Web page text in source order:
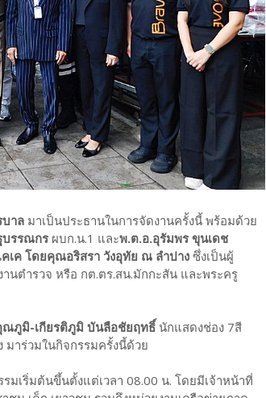
าล มาเป็นประธานในการจัดงานครั้งนี้ พร้อมด้วย
บรรณกรผบก.น.1 และพ.ต.อ.อุรัมพร ขุนเดช
คเค โดยคุณอริสรา วังอุทัย ณ ลำปาง ซึ่งเป็นผู้
นตำรวจ หรือ กต.ตร.สน.มักกะสัน และพระครู
ณภูมิ-เกียรติภูมิ บันลือชัยฤทธิ์ นักแสดงช่อง 7สี
มาร่วมในกิจกรรมครั้งนี้ด้วย
เริ่มต้นขึ้นตั้งแต่เวลา 08.00 น. โดยมีเจ้าหน้าที่